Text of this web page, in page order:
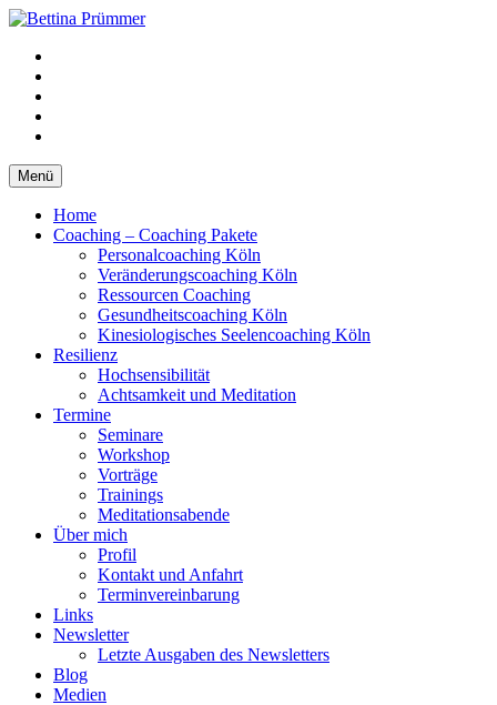
Springe
Inhalt
Menü
Home
Coaching – Coaching Pakete
Personalcoaching Köln
Veränderungscoaching Köln
Ressourcen Coaching
Gesundheitscoaching Köln
Kinesiologisches Seelencoaching Köln
Resilienz
Hochsensibilität
Achtsamkeit und Meditation
Termine
Seminare
Workshop
Vorträge
Trainings
Meditationsabende
Über mich
Profil
Kontakt und Anfahrt
Terminvereinbarung
Links
Newsletter
Letzte Ausgaben des Newsletters
Blog
Medien